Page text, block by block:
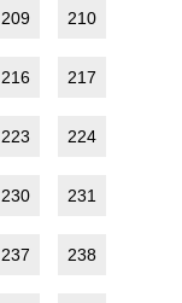
209 210
216 217
223 224
230 231
237 238